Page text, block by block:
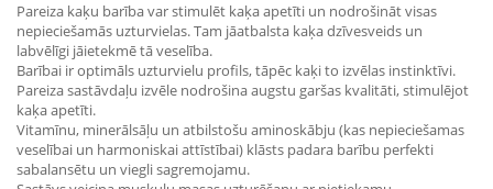
Pareiza kaķu barība var stimulēt kaķa apetīti un nodrošināt visas
nepieciešamās uzturvielas. Tam jāatbalsta kaķa dzīvesveids un
labvēlīgi jāietekmē tā veselība.
Barībai ir optimāls uzturvielu profils, tāpēc kaķi to izvēlas instinktīvi.
Pareiza sastāvdaļu izvēle nodrošina augstu garšas kvalitāti, stimulējot
kaķa apetīti.
Vitamīnu, minerālsāļu un atbilstošu aminoskābju (kas nepieciešamas
veselībai un harmoniskai attīstībai) klāsts padara barību perfekti
sabalansētu un viegli sagremojamu.